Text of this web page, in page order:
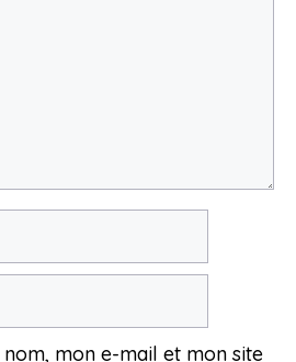
mon e-mail et mon site